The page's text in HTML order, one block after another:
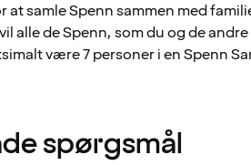
samle Spenn sammen med
alle de Spenn, som du og de
være 7 personer i en Spenn
spørgsmål